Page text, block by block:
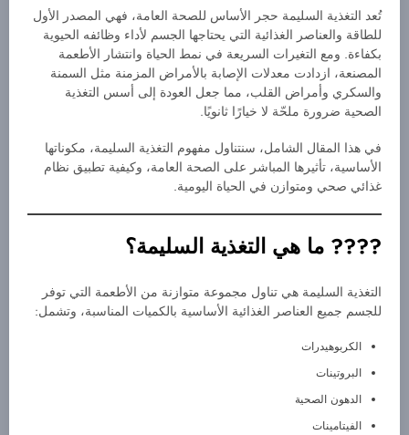
تُعد التغذية السليمة حجر الأساس للصحة العامة، فهي المصدر الأول
للطاقة والعناصر الغذائية التي يحتاجها الجسم لأداء وظائفه الحيوية
بكفاءة. ومع التغيرات السريعة في نمط الحياة وانتشار الأطعمة
المصنعة، ازدادت معدلات الإصابة بالأمراض المزمنة مثل السمنة
والسكري وأمراض القلب، مما جعل العودة إلى أسس التغذية
الصحية ضرورة ملحّة لا خيارًا ثانويًا.
في هذا المقال الشامل، سنتناول مفهوم التغذية السليمة، مكوناتها
الأساسية، تأثيرها المباشر على الصحة العامة، وكيفية تطبيق نظام
غذائي صحي ومتوازن في الحياة اليومية.
???? ما هي التغذية السليمة؟
التغذية السليمة هي تناول مجموعة متوازنة من الأطعمة التي توفر
للجسم جميع العناصر الغذائية الأساسية بالكميات المناسبة، وتشمل:
الكربوهيدرات
البروتينات
الدهون الصحية
الفيتامينات